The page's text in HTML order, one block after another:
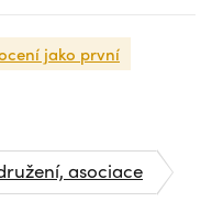
jako první
asociace